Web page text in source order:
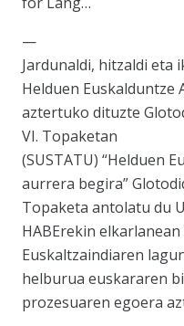
—
Jardunaldi, hitzaldi eta
Helduen
aztertuko dituzte
VI. Topaketan
(SUSTATU) “Helduen
aurrera begira”
Topaketa antolatu du
HABErekin elkarlanean
Euskaltzaindiaren
helburua euskararen
prozesuaren egoera